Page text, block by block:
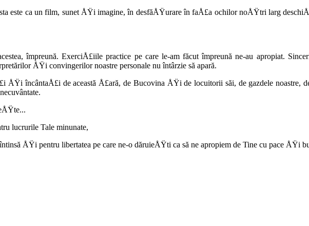
este ca un film, sunet ÅŸi imagine, în desfăÅŸurare în faÅ£a ochilor noÅŸtri larg
împreună. ExerciÅ£iile practice pe care le-am făcut împreună ne-au apropiat.
ÅŸi con­vingerilor noastre personale nu întârzie să apară.
ÅŸi încântaÅ£i de această Å£ară, de Bucovina ÅŸi de locuitorii săi, de gazdele
lucrurile Tale minunate,
ÅŸi pentru libertatea pe care ne-o dăruieÅŸti ca să ne apropiem de Tine cu pace ÅŸi